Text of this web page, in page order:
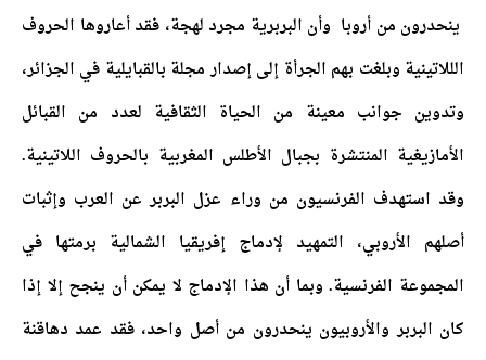
ينحدرون من أروبا وأن البربرية مجرد لهجة، فقد أعاروها الحروف
الللاتينية وبلغت بهم الجرأة إلى إصدار مجلة بالقبايلية في الجزائر،
وتدوين جوانب معينة من الحياة الثقافية لعدد من القبائل
الأمازيغية المنتشرة بجبال الأطلس المغربية بالحروف اللاتينية.
وقد استهدف الفرنسيون من وراء عزل البربر عن العرب وإثبات
أصلهم الأروبي، التمهيد لإدماج إفريقيا الشمالية برمتها في
المجموعة الفرنسية. وبما أن هذا الإدماج لا يمكن أن ينجح إلا إذا
كان البربر والأروبيون ينحدرون من أصل واحد، فقد عمد دهاقنة